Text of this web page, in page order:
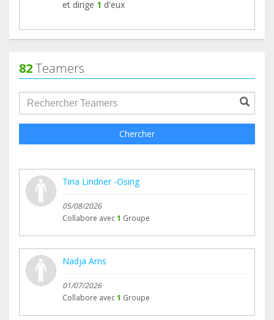
et dirige 1 d'eux
82Teamers
groupProfile.searchForm.search.text???
Chercher
Tina Lindner -Osing
05/08/2026
Collabore avec1 Groupe
Nadja Arns
01/07/2026
Collabore avec1 Groupe